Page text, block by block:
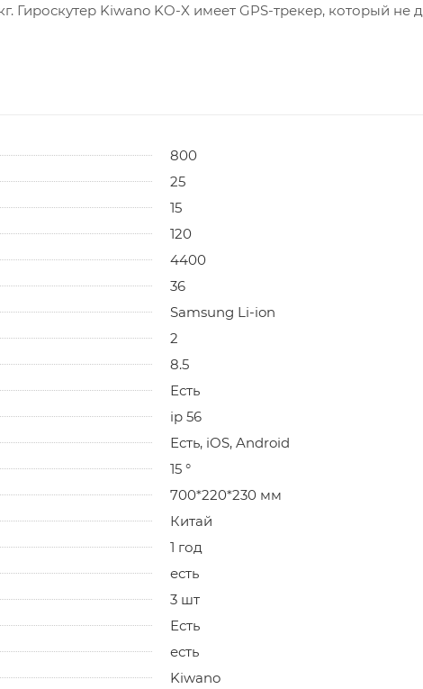
Гироскутер Kiwano KO-X имеет GPS-трекер, который не
800
25
15
120
4400
36
Samsung Li-ion
2
8.5
Есть
ip 56
Есть, iOS, Android
15 °
700*220*230 мм
Китай
1 год
есть
3 шт
Есть
есть
Kiwano